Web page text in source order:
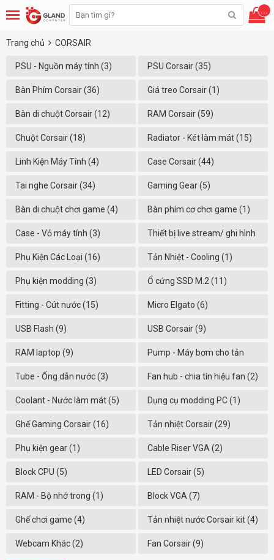
...
Trang chủ CORSAIR
PSU - Nguồn máy tính (3) PSU Corsair (35)
Bàn Phím Corsair (36) Giá treo Corsair (1)
Bàn di chuột Corsair (12) RAM Corsair (59)
Chuột Corsair (18) Radiator - Két làm mát (15)
Linh Kiện Máy Tính (4) Case Corsair (44)
Tai nghe Corsair (34) Gaming Gear (5)
Bàn di chuột chơi game (4) Bàn phím cơ chơi game (1)
Case - Vỏ máy tính (3) Thiết bị live stream/ ghi hình
(55)
Phụ Kiện Các Loại (16) Tản Nhiệt - Cooling (1)
Phụ kiện modding (3) Ổ cứng SSD M.2 (11)
Fitting - Cút nước (15) Micro Elgato (6)
USB Flash (9) USB Corsair (9)
RAM laptop (9) Pump - Máy bơm cho tản
nhiệt nước (12)
Tube - Ống dẫn nước (3) Fan hub - chia tín hiệu fan (2)
Coolant - Nước làm mát (5) Dụng cụ modding PC (1)
Ghế Gaming Corsair (16) Tản nhiệt Corsair (29)
Phụ kiện gear (1) Cable Riser VGA (2)
Block CPU (5) LED Corsair (5)
RAM - Bộ nhớ trong (1) Block VGA (7)
Ghế chơi game (4) Tản nhiệt nước Corsair kit (4)
Webcam Khác (2) Fan Corsair (9)